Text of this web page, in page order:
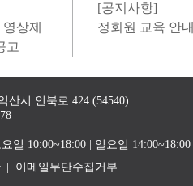
상제
고
[공지사항]
정회원 교육 안
산시 인북로 424 (54540)
일 10:00~18:00 | 일요일
이메일무단수집거부